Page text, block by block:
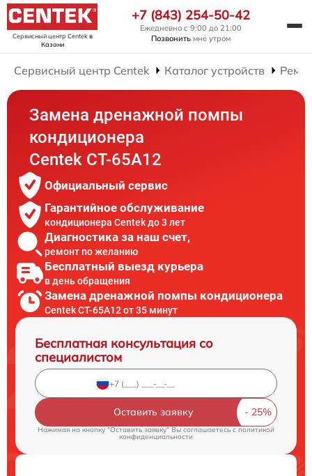
Сервисный центр Centekв
Казани
+7 (843) 254-50-42
Ежедневно с 9:00 до 21:00
Позвонить мне утром
Сервисный центр Centek Каталог устройств
Замена дренажной помпы
кондиционера
Centek CT-65A12
Официальный сервис
Гарантийное обслуживание
кондиционера Centek до 3 лет
Диагностика за наш счет,
ремонт по желанию
Бесплатный выезд курьера
в день обращения
Замена дренажной помпы кондиционера
Centek CT-65A12 от 35 минут
Бесплатная консультация со
специалистом
Оставить заявку
Нажимая на кнопку "Оставить заявку" Вы соглашаетесь c политикой
конфиденциальности